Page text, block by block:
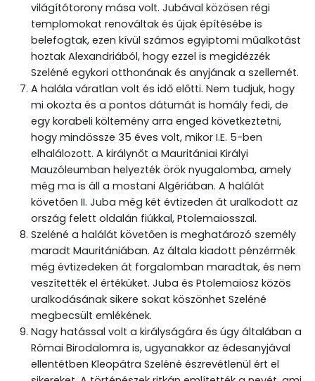
világítótorony mása volt. Jubával közösen régi
templomokat renováltak és újak építésébe is
belefogtak, ezen kívül számos egyiptomi műalkotást
hoztak Alexandriából, hogy ezzel is megidézzék
Szeléné egykori otthonának és anyjának a szellemét.
A halála váratlan volt és idő előtti. Nem tudjuk, hogy
mi okozta és a pontos dátumát is homály fedi, de
egy korabeli költemény arra enged következtetni,
hogy mindössze 35 éves volt, mikor I.E. 5-ben
elhalálozott. A királynőt a Mauritániai Királyi
Mauzóleumban helyezték örök nyugalomba, amely
még ma is áll a mostani Algériában. A halálát
követően II. Juba még két évtizeden át uralkodott az
ország felett oldalán fiúkkal, Ptolemaiosszal.
Szeléné a halálát követően is meghatározó személy
maradt Mauritániában. Az általa kiadott pénzérmék
még évtizedeken át forgalomban maradtak, és nem
veszítették el értéküket. Juba és Ptolemaiosz közös
uralkodásának sikere sokat köszönhet Szeléné
megbecsült emlékének.
Nagy hatással volt a királyságára és úgy általában a
Római Birodalomra is, ugyanakkor az édesanyjával
ellentétben Kleopátra Szeléné észrevétlenül ért el